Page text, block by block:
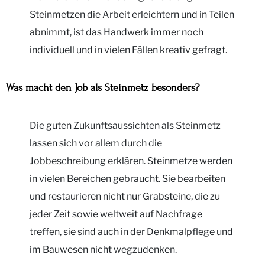
Steinmetzen die Arbeit erleichtern und in Teilen
abnimmt, ist das Handwerk immer noch
individuell und in vielen Fällen kreativ gefragt.
Was macht den Job als Steinmetz besonders?
Die guten Zukunftsaussichten als Steinmetz
lassen sich vor allem durch die
Jobbeschreibung erklären. Steinmetze werden
in vielen Bereichen gebraucht. Sie bearbeiten
und restaurieren nicht nur Grabsteine, die zu
jeder Zeit sowie weltweit auf Nachfrage
treffen, sie sind auch in der Denkmalpflege und
im Bauwesen nicht wegzudenken.